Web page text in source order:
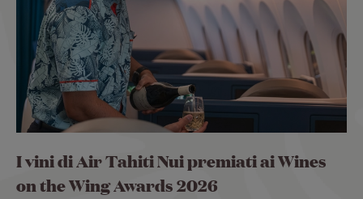
I vini di Air Tahiti Nui premiati ai Wines
on the Wing Awards 2026